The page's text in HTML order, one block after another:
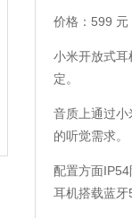
价格：599 元
小米开放式
定。
音质上通过
的听觉需求。
配置方面
耳机搭载蓝牙